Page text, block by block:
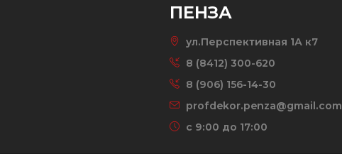
ПЕНЗА
ул.Перспективная 1А к7
8 (8412) 300-620
8 (906) 156-14-30
profdekor.penza@gmail.com
c 9:00 до 17:00